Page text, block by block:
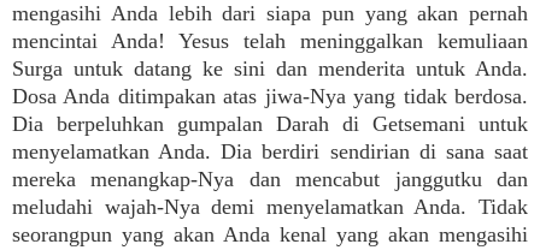
mengasihi Anda lebih dari siapa pun yang akan pernah
mencintai Anda! Yesus telah meninggalkan kemuliaan
Surga untuk datang ke sini dan menderita untuk Anda.
Dosa Anda ditimpakan atas jiwa-Nya yang tidak berdosa.
Dia berpeluhkan gumpalan Darah di Getsemani untuk
menyelamatkan Anda. Dia berdiri sendirian di sana saat
mereka menangkap-Nya dan mencabut janggutku dan
meludahi wajah-Nya demi menyelamatkan Anda. Tidak
seorangpun yang akan Anda kenal yang akan mengasihi